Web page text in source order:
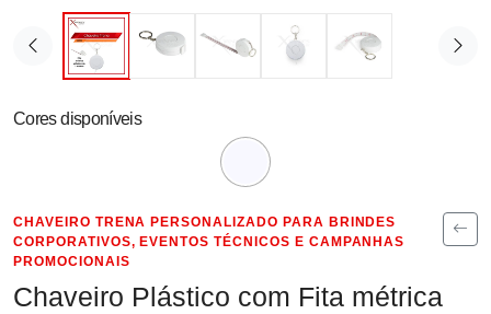
Cores disponíveis
CHAVEIRO TRENA PERSONALIZADO PARA BRINDES
CORPORATIVOS, EVENTOS TÉCNICOS E CAMPANHAS
PROMOCIONAIS
Chaveiro Plástico com Fita métrica